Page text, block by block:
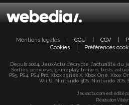
Mentions légales CGU CGV
Cookies
Préférences
Depuis 2004, JeuxActu décrypte l'actualité du
Sorties, previews, gameplay, trailers, tests,
PS5, PS4, PS4 Pro, Xbox series X, Xbox One, Xbox
Wii U, Nintendo 3DS, Nintendo 2DS,
Jeuxactu.com est édité
Réalisation Vitalyn